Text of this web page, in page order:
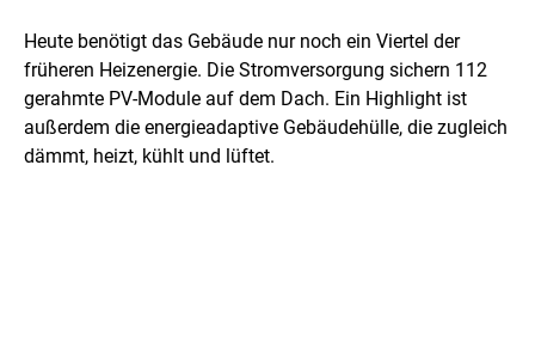
Heute benötigt das Gebäude nur noch ein Viertel der
früheren Heizenergie. Die Stromversorgung sichern 112
gerahmte PV-Module auf dem Dach. Ein Highlight ist
außerdem die energieadaptive Gebäudehülle, die zugleich
dämmt, heizt, kühlt und lüftet.